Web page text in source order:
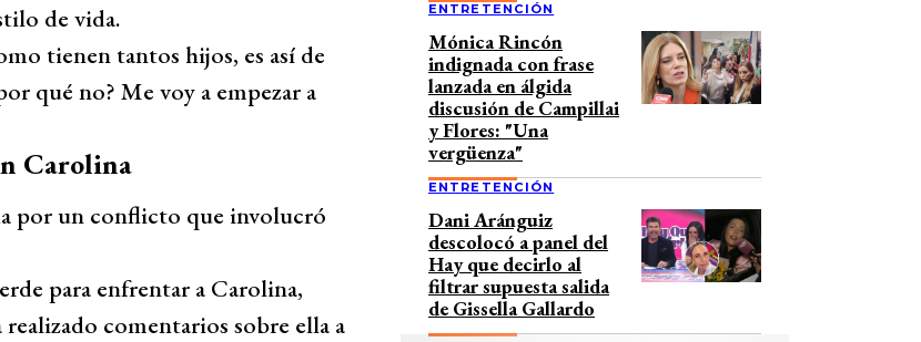
de vida.
tienen tantos hijos, es así de
qué no? Me voy a empezar a
Carolina
por un conflicto que involucró
para enfrentar a Carolina,
comentarios sobre ella a
ENTRETENCIÓN
Mónica Rincón
indignada con frase
lanzada en álgida
discusión de Campillai
y Flores: "Una
vergüenza"
ENTRETENCIÓN
Dani Aránguiz
descolocó a panel del
Hay que decirlo al
filtrar supuesta salida
de Gissella Gallardo